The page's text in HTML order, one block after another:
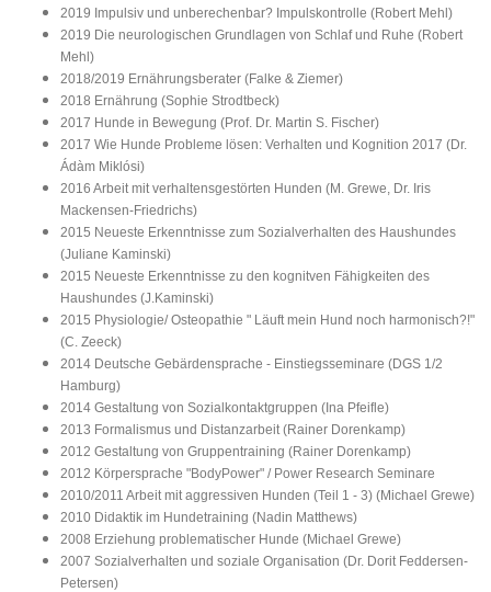
2019 Impulsiv und unberechenbar? Impulskontrolle (Robert Mehl)
2019 Die neurologischen Grundlagen von Schlaf und Ruhe (Robert
Mehl)
2018/2019 Ernährungsberater (Falke & Ziemer)
2018 Ernährung (Sophie Strodtbeck)
2017 Hunde in Bewegung (Prof. Dr. Martin S. Fischer)
2017 Wie Hunde Probleme lösen: Verhalten und Kognition 2017 (Dr.
Ádàm Miklósi)
2016 Arbeit mit verhaltensgestörten Hunden (M. Grewe, Dr. Iris
Mackensen-Friedrichs)
2015 Neueste Erkenntnisse zum Sozialverhalten des Haushundes
(Juliane Kaminski)
2015 Neueste Erkenntnisse zu den kognitven Fähigkeiten des
Haushundes (J.Kaminski)
2015 Physiologie/ Osteopathie " Läuft mein Hund noch harmonisch?!"
(C. Zeeck)
2014 Deutsche Gebärdensprache - Einstiegsseminare (DGS 1/2
Hamburg)
2014 Gestaltung von Sozialkontaktgruppen (Ina Pfeifle)
2013 Formalismus und Distanzarbeit (Rainer Dorenkamp)
2012 Gestaltung von Gruppentraining (Rainer Dorenkamp)
2012 Körpersprache "BodyPower" / Power Research Seminare
2010/2011 Arbeit mit aggressiven Hunden (Teil 1 - 3) (Michael Grewe)
2010 Didaktik im Hundetraining (Nadin Matthews)
2008 Erziehung problematischer Hunde (Michael Grewe)
2007 Sozialverhalten und soziale Organisation (Dr. Dorit Feddersen-
Petersen)